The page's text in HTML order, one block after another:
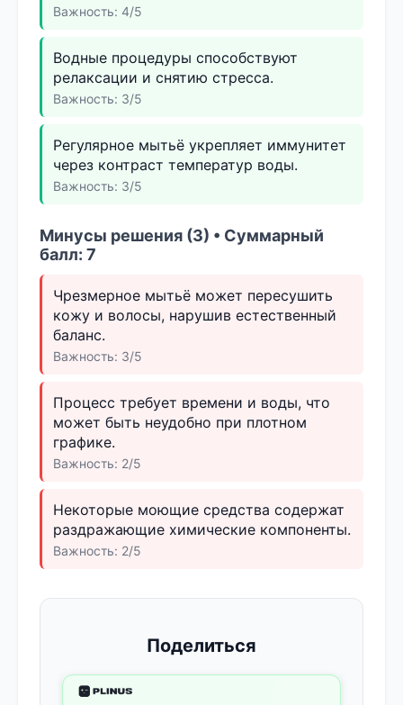
Важность: 4/5
Водные процедуры способствуют
релаксации и снятию стресса.
Важность: 3/5
Регулярное мытьё укрепляет иммунитет
через контраст температур воды.
Важность: 3/5
Минусы решения (3) • Суммарный
балл: 7
Чрезмерное мытьё может пересушить
кожу и волосы, нарушив естественный
баланс.
Важность: 3/5
Процесс требует времени и воды, что
может быть неудобно при плотном
графике.
Важность: 2/5
Некоторые моющие средства содержат
раздражающие химические компоненты.
Важность: 2/5
Поделиться